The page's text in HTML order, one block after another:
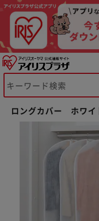
ロングカバー ホワ
※ご確認ください
カートに入れる